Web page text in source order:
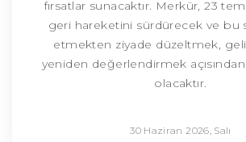
fırsatlar sunacaktır. Merkür, 23
geri hareketini sürdürecek ve bu
etmekten ziyade düzeltmek,
yeniden değerlendirmek
olacaktır.
30 Haziran 2026, Salı